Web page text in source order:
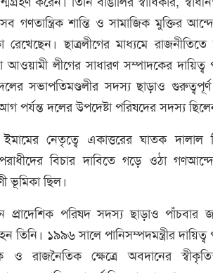
গণতান্ত্রিক শান্তি ও সামাজিক মুক্তির
রেখেছেন। ছাত্রলীগের মাধ্যমে
লীগের সাধারণ সম্পাদকের দায়িত্ব
সভাপতিমণ্ডলীর সদস্য ছাড়াও
পর্যন্ত দলের উপদেষ্টা পরিষদের সদস্য
নেতৃত্বে একাত্তরের ঘাতক দালাল
বিচার দাবিতে গড়ে ওঠা
ভূমিকা ছিল।
প্রাদেশিক পরিষদ সদস্য ছাড়াও পাঁচবার
তিনি। ১৯৯৬ সালে পানিসম্পদমন্ত্রীর
ও রাজনৈতিক ক্ষেত্রে অবদানের